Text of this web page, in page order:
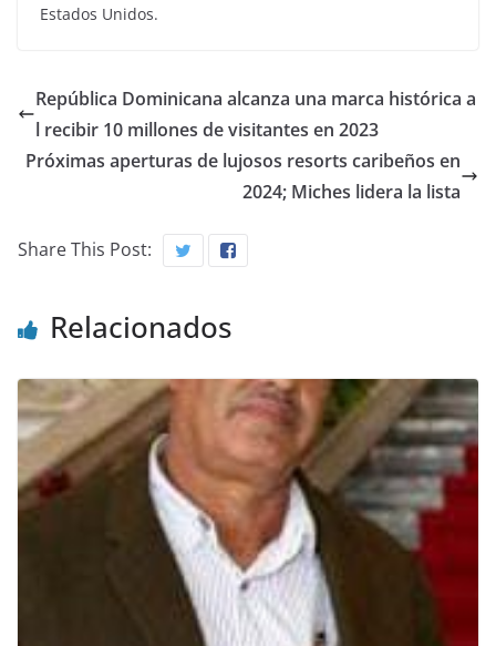
Estados Unidos.
República Dominicana alcanza una marca histórica a
l recibir 10 millones de visitantes en 2023
Próximas aperturas de lujosos resorts caribeños en
2024; Miches lidera la lista
Share This Post:
Relacionados